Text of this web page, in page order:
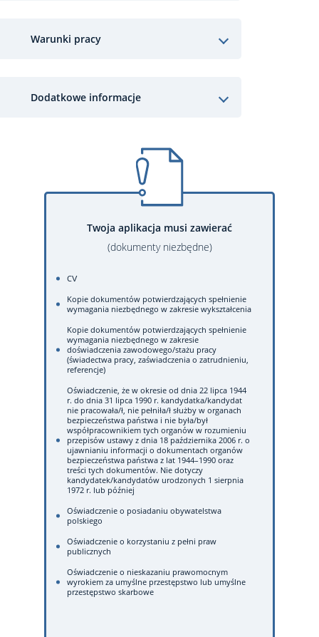
Warunki pracy
Dodatkowe informacje
Twoja aplikacja musi zawierać
(dokumenty niezbędne)
CV
Kopie dokumentów potwierdzających spełnienie
wymagania niezbędnego w zakresie wykształcenia
Kopie dokumentów potwierdzających spełnienie
wymagania niezbędnego w zakresie
doświadczenia zawodowego/stażu pracy
(świadectwa pracy, zaświadczenia o zatrudnieniu,
referencje)
Oświadczenie, że w okresie od dnia 22 lipca 1944
r. do dnia 31 lipca 1990 r. kandydatka/kandydat
nie pracowała/ł, nie pełniła/ł służby w organach
bezpieczeństwa państwa i nie była/był
współpracownikiem tych organów w rozumieniu
przepisów ustawy z dnia 18 października 2006 r. o
ujawnianiu informacji o dokumentach organów
bezpieczeństwa państwa z lat 1944–1990 oraz
treści tych dokumentów. Nie dotyczy
kandydatek/kandydatów urodzonych 1 sierpnia
1972 r. lub później
Oświadczenie o posiadaniu obywatelstwa
polskiego
Oświadczenie o korzystaniu z pełni praw
publicznych
Oświadczenie o nieskazaniu prawomocnym
wyrokiem za umyślne przestępstwo lub umyślne
przestępstwo skarbowe